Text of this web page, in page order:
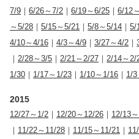
7/9 ｜ 6/26～7/2 ｜ 6/19～6/25 ｜ 6/12
～5/28 ｜ 5/15～5/21 ｜ 5/8～5/14 ｜ 5/
4/10～4/16 ｜ 4/3～4/9 ｜ 3/27～4/2 ｜
｜ 2/28～3/5 ｜ 2/21～2/27 ｜ 2/14～2/
1/30 ｜ 1/17～1/23 ｜ 1/10～1/16 ｜ 1/
2015
12/27～1/2 ｜ 12/20～12/26 ｜ 12/13
｜ 11/22～11/28 ｜ 11/15～11/21 ｜